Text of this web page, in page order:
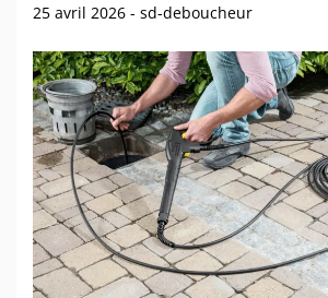
25 avril 2026 - sd-deboucheur